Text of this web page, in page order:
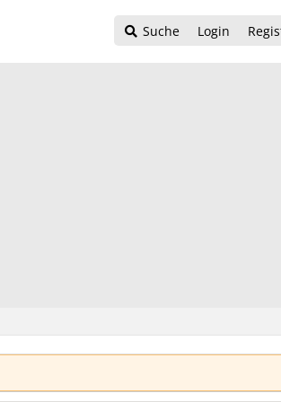
Login
Suche